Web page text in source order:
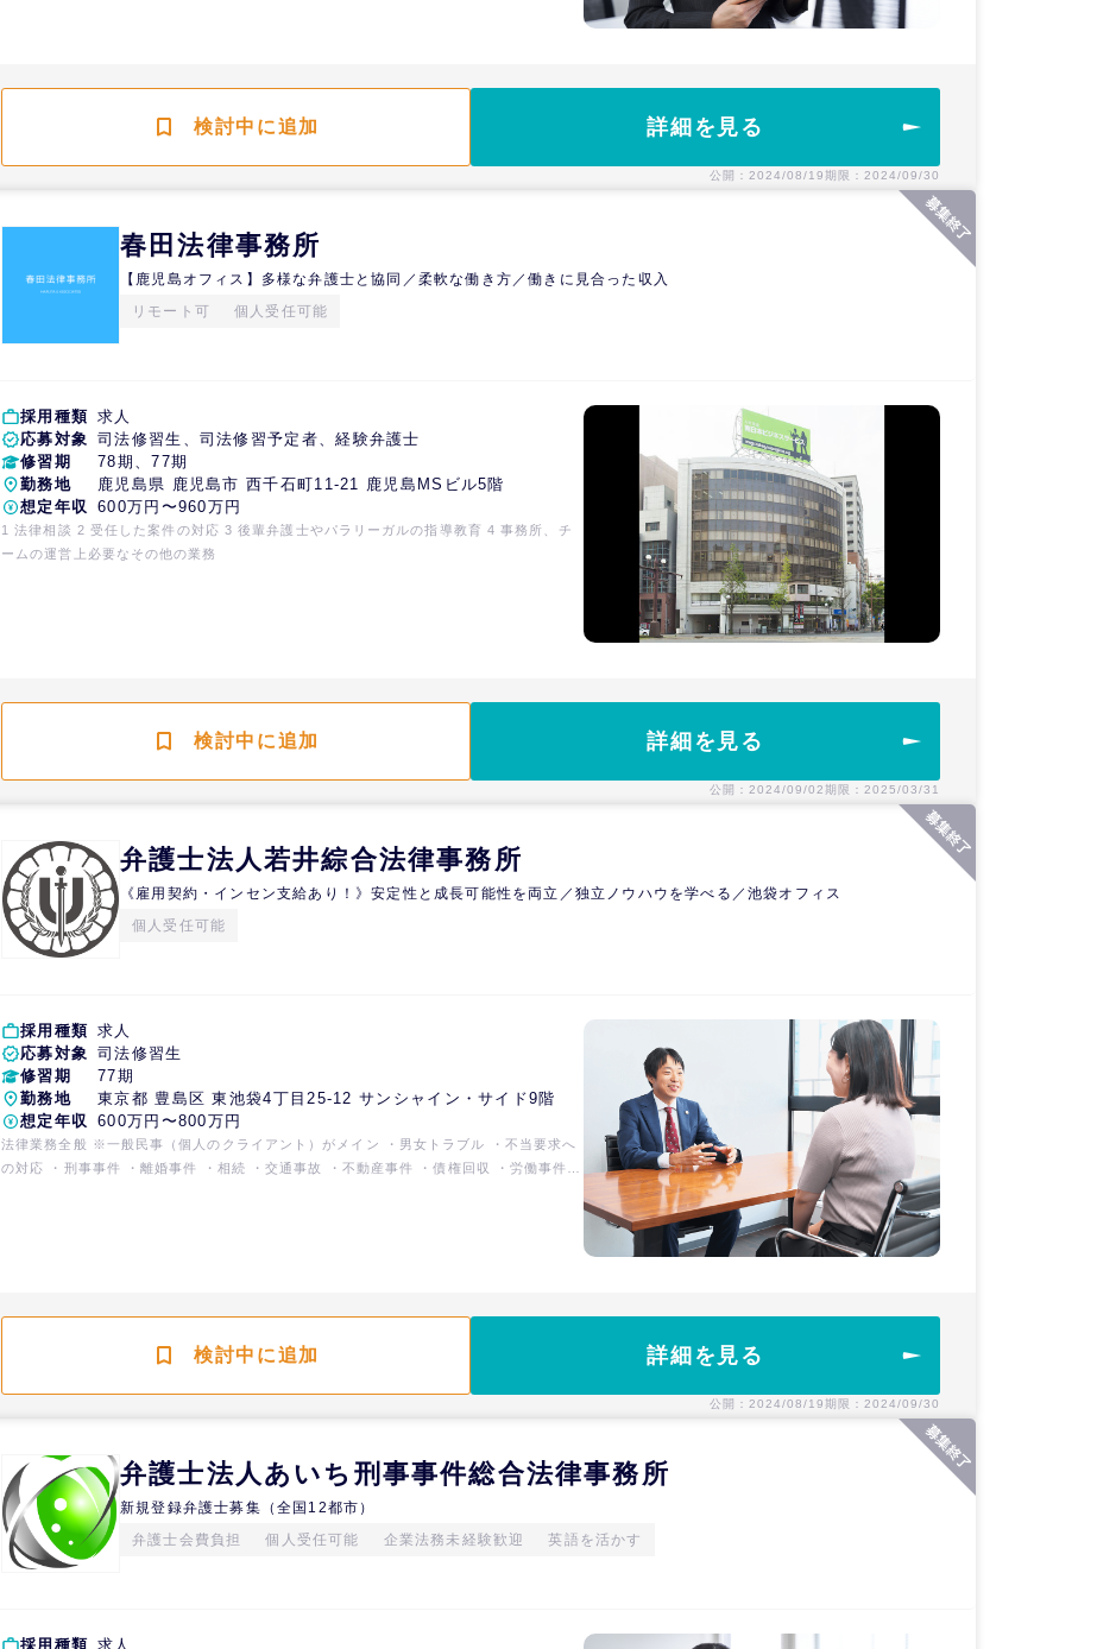
生支援、犯罪被害者支援や入管事件にも力を入れて取り組んでいますので、当事者の支援
検討中に追加 詳細を見る
公開：2024/08/19期限：2024/09/30
春田法律事務所
【鹿児島オフィス】多様な弁護士と協同／柔軟な働き方／働きに見合った収入
リモート可
個人受任可能
採用種類 求人
応募対象 司法修習生、司法修習予定者、経験弁護士
修習期
78期、77期
勤務地
鹿児島県 鹿児島市 西千石町11-21 鹿児島MSビル5階
想定年収 600万円〜960万円
1 法律相談 2 受任した案件の対応 3 後輩弁護士やパラリーガルの指導教育 4 事務所、チ
ームの運営上必要なその他の業務
検討中に追加 詳細を見る
公開：2024/09/02期限：2025/03/31
弁護士法人若井綜合法律事務所
《雇用契約・インセン支給あり！》安定性と成長可能性を両立／独立ノウハウを学べる／池袋オフィス
個人受任可能
採用種類 求人
応募対象 司法修習生
修習期
77期
勤務地
東京都 豊島区 東池袋4丁目25-12 サンシャイン・サイド9階
想定年収 600万円〜800万円
法律業務全般 ※一般民事（個人のクライアント）がメイン ・男女トラブル ・不当要求へ
の対応 ・刑事事件 ・離婚事件 ・相続 ・交通事故 ・不動産事件 ・債権回収 ・労働事件
検討中に追加 詳細を見る
公開：2024/08/19期限：2024/09/30
弁護士法人あいち刑事事件総合法律事務所
新規登録弁護士募集（全国12都市）
弁護士会費負担
個人受任可能 企業法務未経験歓迎 英語を活かす
採用種類 求人